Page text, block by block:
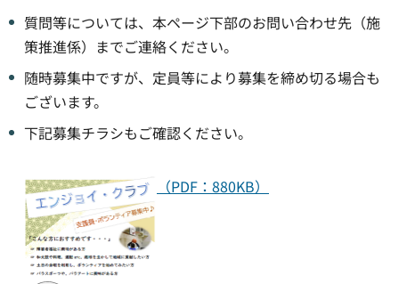
質問等については、本ページ下部のお問い合わせ先（施
策推進係）までご連絡ください。
随時募集中ですが、定員等により募集を締め切る場合も
ございます。
下記募集チラシもご確認ください。
（PDF：880KB）